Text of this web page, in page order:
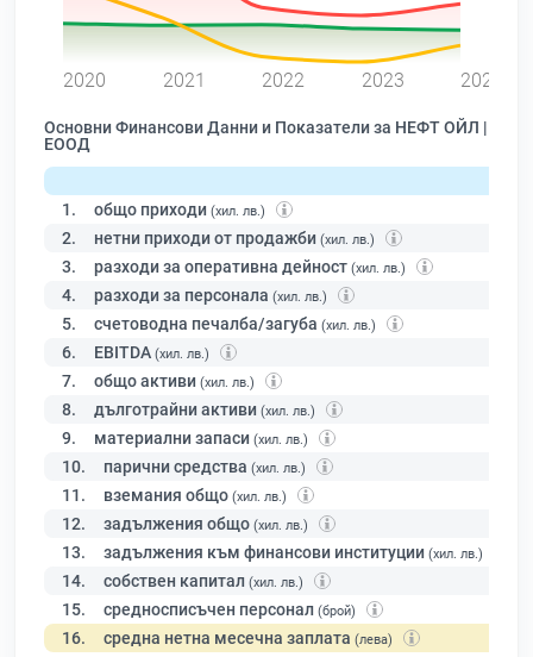
2020 2021 2022 2023 2024
Основни Финансови Данни и Показатели за НЕФТ ОЙЛ |
ЕООД
1. общо приходи (хил. лв.)
2. нетни приходи от продажби (хил. лв.)
3. разходи за оперативна дейност (хил. лв.)
4. разходи за персонала (хил. лв.)
5. счетоводна печалба/загуба (хил. лв.)
6. EBITDA (хил. лв.)
7. общо активи (хил. лв.)
8. дълготрайни активи (хил. лв.)
9. материални запаси (хил. лв.)
10. парични средства (хил. лв.)
11. вземания общо (хил. лв.)
12. задължения общо (хил. лв.)
13. задължения към финансови институции (хил. лв.)
14. собствен капитал (хил. лв.)
15. средносписъчен персонал (брой)
16. средна нетна месечна заплата (лева)